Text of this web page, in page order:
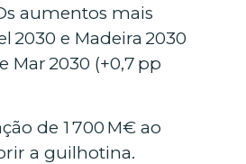
aumentos mais
e Madeira 2030
Mar 2030 (+0,7 pp
de 1 700 M€ ao
a guilhotina.